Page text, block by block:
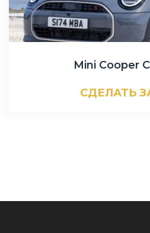
Mini Cooper
СДЕЛАТЬ